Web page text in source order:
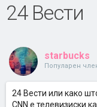
24 Вести
starbucks
Популарен
24 Вести или како
CNN e телевизиски